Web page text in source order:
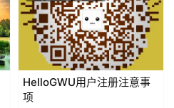
HelloGWU用户注册注意事
项